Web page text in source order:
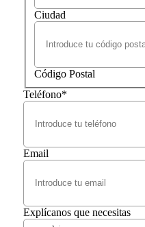
Ciudad
Código Postal
Teléfono*
Email
Explícanos que necesitas